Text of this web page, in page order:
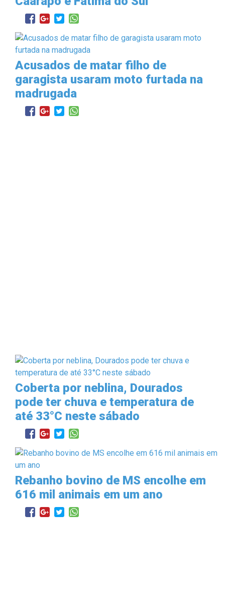
Acusados de matar filho de
garagista usaram moto furtada na
madrugada
Coberta por neblina, Dourados
pode ter chuva e temperatura de
até 33°C neste sábado
Rebanho bovino de MS encolhe em
616 mil animais em um ano